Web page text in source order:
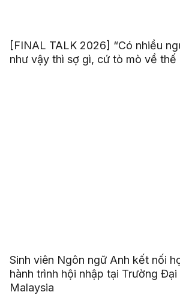
[FINAL TALK 2026] “Có nhiều
như vậy thì sợ gì, cứ tò mò về thế
Sinh viên Ngôn ngữ Anh kết nối
hành trình hội nhập tại Trường
Malaysia